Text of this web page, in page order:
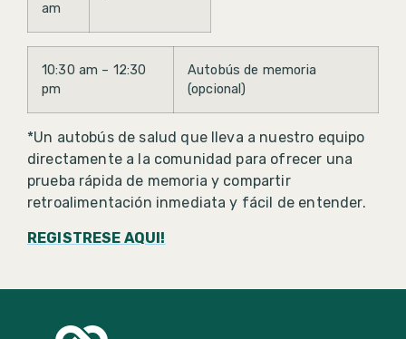
am
10:30 am – 12:30
pm
Autobús de memoria
(opcional)
*Un autobús de salud que lleva a nuestro equipo
directamente a la comunidad para ofrecer una
prueba rápida de memoria y compartir
retroalimentación inmediata y fácil de entender.
REGISTRESE AQUI!